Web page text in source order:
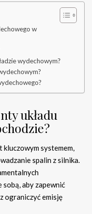
w
wydechowym?
układu
kluczowym systemem,
spalin z silnika.
sobą, aby zapewnić
ograniczyć emisję